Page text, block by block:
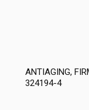
ANTIAGING,
324194-4